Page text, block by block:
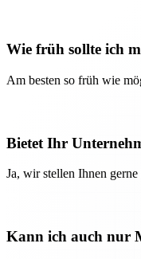
Wie früh sollte ich
Am besten so früh wie
Bietet Ihr
Ja, wir stellen Ihnen
Kann ich auch nur